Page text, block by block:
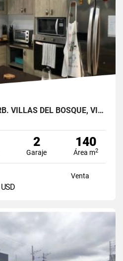
VENTA DE CASA EN URB. VILLAS DEL BOSQUE, VÍA A LA COSTA
2
Garaje
140
Área m2
Venta
USD